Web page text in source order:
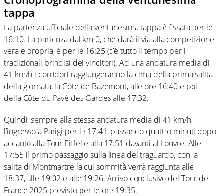
tappa
La partenza ufficiale della ventunesima tappa è fissata per le
16:10. La partenza dal km 0, che darà il via alla competizione
vera e propria, è per le 16:25 (c’è tutto il tempo per i
tradizionali brindisi dei vincitori). Ad una andatura media di
41 km/h i corridori raggiungeranno la cima della prima salita
della giornata, la Côte de Bazemont, alle ore 16:40 e poi
della Côte du Pavé des Gardes alle 17:32.
Quindi, sempre alla stessa andatura media di 41 km/h,
l’ingresso a Parigi per le 17:41, passando quattro minuti dopo
accanto alla Tour Eiffel e alla 17:51 davanti al Louvre. Alle
17:55 il primo passaggio sulla linea del traguardo, con la
salita di Montmartre la cui sommità verrà raggiunta alle
18:37, alle 19:02 e alle 19:26. Arrivo conclusivo del Tour de
France 2025 previsto per le ore 19:35.